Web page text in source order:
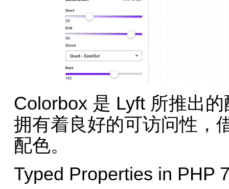
Colorbox 是 Lyft 所推出
拥有着良好的可访问性，
配色。
Typed Properties in PHP